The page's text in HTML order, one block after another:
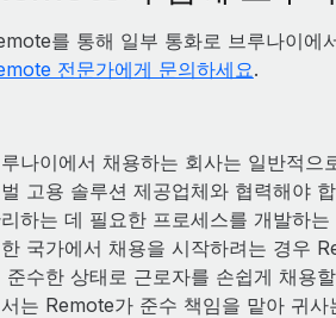
를 통해 일부 통화로 브루나이에
전문가에게 문의하세요.
나이에서 채용하는 회사는 일반적
고용 솔루션 제공업체와 협력해야
하는 데 필요한 프로세스를 개발하
국가에서 채용을 시작하려는 경우
준수한 상태로 근로자를 손쉽게 채용
는 Remote가 준수 책임을 맡아 귀